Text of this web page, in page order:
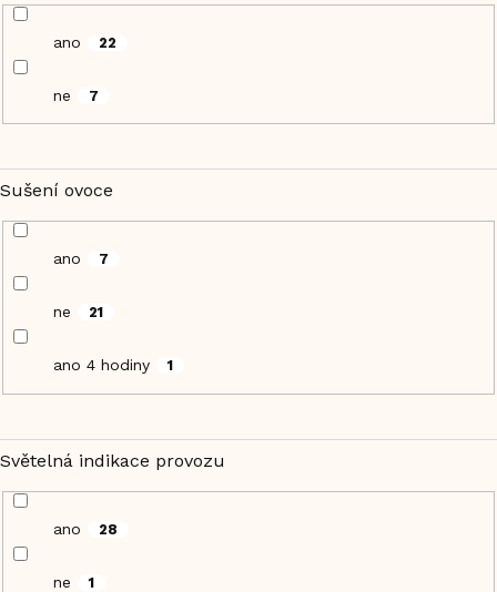
ano 22
ne 7
Sušení ovoce
ano 7
ne 21
ano 4 hodiny 1
Světelná indikace provozu
ano 28
ne 1